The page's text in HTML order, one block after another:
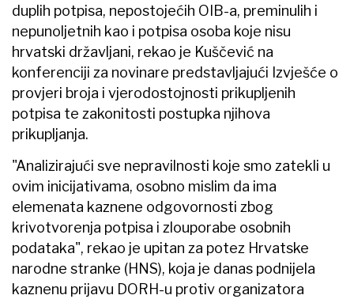
duplih potpisa, nepostojećih OIB-a, preminulih i
nepunoljetnih kao i potpisa osoba koje nisu
hrvatski državljani, rekao je Kuščević na
konferenciji za novinare predstavljajući Izvješće o
provjeri broja i vjerodostojnosti prikupljenih
potpisa te zakonitosti postupka njihova
prikupljanja.
"Analizirajući sve nepravilnosti koje smo zatekli u
ovim inicijativama, osobno mislim da ima
elemenata kaznene odgovornosti zbog
krivotvorenja potpisa i zlouporabe osobnih
podataka", rekao je upitan za potez Hrvatske
narodne stranke (HNS), koja je danas podnijela
kaznenu prijavu DORH-u protiv organizatora